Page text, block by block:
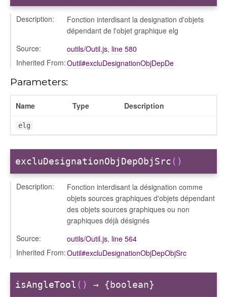
Description:
Fonction interdisant la designation d'objets
dépendant de l'objet graphique elg
Source:
outils/Outil.js, line 580
Inherited From:Outil#excluDesignationObjDepDe
Parameters:
Name Type Description
elg
excluDesignationObjDepObjSrc()
Description:
Fonction interdisant la désignation comme
objets sources graphiques d'objets dépendant
des objets sources graphiques ou non
graphiques déjà désignés
Source:
outils/Outil.js, line 564
Inherited From:Outil#excluDesignationObjDepObjSrc
isAngleTool () → {boolean}